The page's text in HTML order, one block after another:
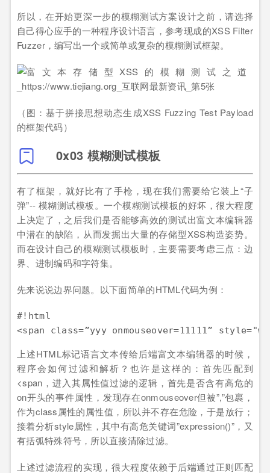
所以，在开始更深一步的模糊测试方案设计之前，请选择
自己得心应手的一种程序设计语言，参考现成的XSS Filter
Fuzzer，编写出一个或简单或复杂的模糊测试框架。
（图：基于拼接思想动态生成XSS Fuzzing Test Payload
的框架代码）
0x03 模糊测试模板
有了框架，就好比有了手枪，现在我们需要给它装上“子
弹”-- 模糊测试模板。一个模糊测试模板的好坏，很大程度
上决定了，之后我们是否能够高效的测试出富文本编辑器
中潜在的缺陷，从而发掘出大量的存储型XSS构造姿势。
而在设计自己的模糊测试模板时，主要需要考虑三点：边
界、进制编码和字符集。
先来说说边界问题。以下面简单的HTML代码为例：
#!html
上述HTML标记语言文本传给后端富文本编辑器的时候，
程序会如何过滤和解析？也许是这样的：首先匹配到
<span，进入其属性值过滤的逻辑，首先是否含有高危的
on开头的事件属性，发现存在onmouseover但被”,”包裹，
作为class属性的属性值，所以并不存在危险，于是放行；
接着分析style属性，其中有高危关键词”expression()”，又
有括弧特殊符号，所以直接清除过滤。
上述过滤流程的实现，很大程度依赖于后端通过正则匹配